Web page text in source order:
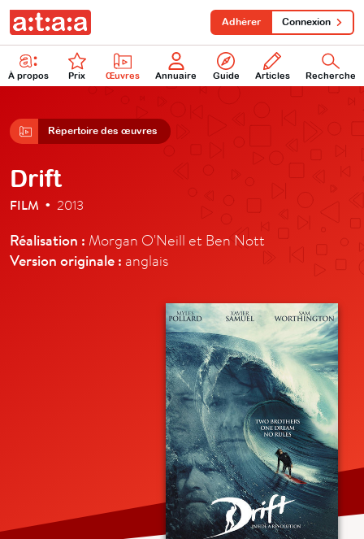
À propos Prix Œuvres Annuaire Guide Articles Recherche
Adhérer Connexion
Répertoire des œuvres
Drift
FILM • 2013
Réalisation : Morgan O'Neill et Ben Nott
Version originale : anglais